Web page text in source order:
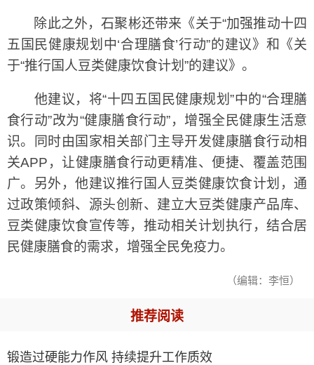
除此之外，石聚彬还带来《关于“加强推动十四
五国民健康规划中‘合理膳食’行动”的建议》和《关
于“推行国人豆类健康饮食计划”的建议》。
他建议，将“十四五国民健康规划”中的“合理膳
食行动”改为“健康膳食行动”，增强全民健康生活意
识。同时由国家相关部门主导开发健康膳食行动相
关APP，让健康膳食行动更精准、便捷、覆盖范围
广。另外，他建议推行国人豆类健康饮食计划，通
过政策倾斜、源头创新、建立大豆类健康产品库、
豆类健康饮食宣传等，推动相关计划执行，结合居
民健康膳食的需求，增强全民免疫力。
（编辑：李恒）
推荐阅读
锻造过硬能力作风 持续提升工作质效